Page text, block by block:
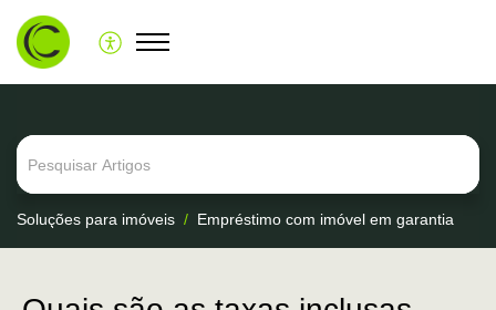
Soluções para imóveis Empréstimo com imóvel em garantia